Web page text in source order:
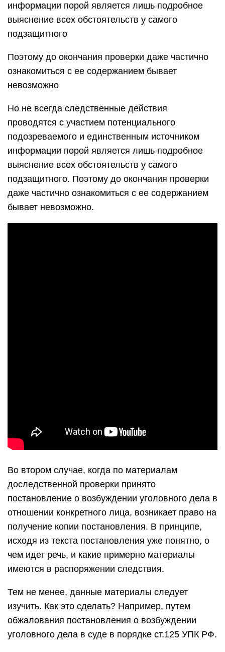
информации порой является лишь подробное
выяснение всех обстоятельств у самого
подзащитного
Поэтому до окончания проверки даже частично
ознакомиться с ее содержанием бывает
невозможно
Но не всегда следственные действия
проводятся с участием потенциального
подозреваемого и единственным источником
информации порой является лишь подробное
выяснение всех обстоятельств у самого
подзащитного. Поэтому до окончания проверки
даже частично ознакомиться с ее содержанием
бывает невозможно.
Во втором случае, когда по материалам
доследственной проверки принято
постановление о возбуждении уголовного дела в
отношении конкретного лица, возникает право на
получение копии постановления. В принципе,
исходя из текста постановления уже понятно, о
чем идет речь, и какие примерно материалы
имеются в распоряжении следствия.
Тем не менее, данные материалы следует
изучить. Как это сделать? Например, путем
обжалования постановления о возбуждении
уголовного дела в суде в порядке ст.125 УПК РФ.